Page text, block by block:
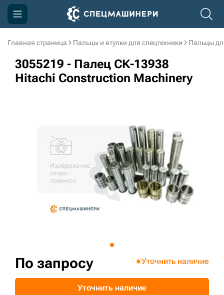
Главная страница Пальцы и втулки для спецтехники Пальцы
3055219 - Палец СК-13938
Hitachi Construction Machinery
По запросу Уточнить наличие
Уточнить наличие
Компания
Акции
3D тур по производству
3D тур по складам
sksale@skdst.ru